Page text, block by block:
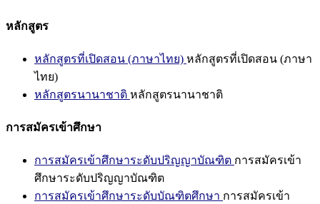
หลักสูตร
หลักสูตรที่เปิดสอน (ภาษาไทย) หลักสูตรที่เปิดสอน (ภาษา
ไทย)
หลักสูตรนานาชาติ หลักสูตรนานาชาติ
การสมัครเข้าศึกษา
การสมัครเข้าศึกษาระดับปริญญาบัณฑิต การสมัครเข้า
ศึกษาระดับปริญญาบัณฑิต
การสมัครเข้าศึกษาระดับบัณฑิตศึกษา การสมัครเข้า